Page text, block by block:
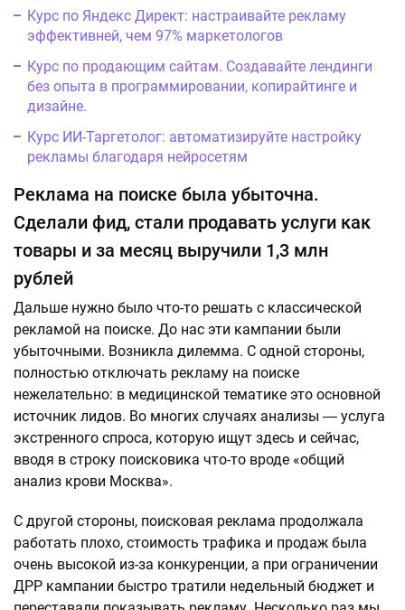
Курс по Яндекс Директ: настраивайте рекламу
эффективней, чем 97% маркетологов
Курс по продающим сайтам. Создавайте лендинги
без опыта в программировании, копирайтинге и
дизайне.
Курс ИИ-Таргетолог: автоматизируйте настройку
рекламы благодаря нейросетям
Реклама на поиске была убыточна.
Сделали фид, стали продавать услуги как
товары и за месяц выручили 1,3 млн
рублей
Дальше нужно было что-то решать с классической
рекламой на поиске. До нас эти кампании были
убыточными. Возникла дилемма. С одной стороны,
полностью отключать рекламу на поиске
нежелательно: в медицинской тематике это основной
источник лидов. Во многих случаях анализы ― услуга
экстренного спроса, которую ищут здесь и сейчас,
вводя в строку поисковика что-то вроде «общий
анализ крови Москва».
С другой стороны, поисковая реклама продолжала
работать плохо, стоимость трафика и продаж была
очень высокой из-за конкуренции, а при ограничении
ДРР кампании быстро тратили недельный бюджет и